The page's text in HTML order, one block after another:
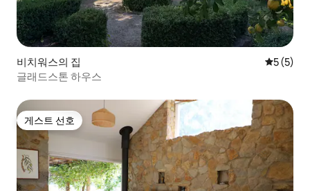
비치워스의 집 평점 5점
5 (5)
글래드스톤 하우스
게스트 선호
게스트 선호